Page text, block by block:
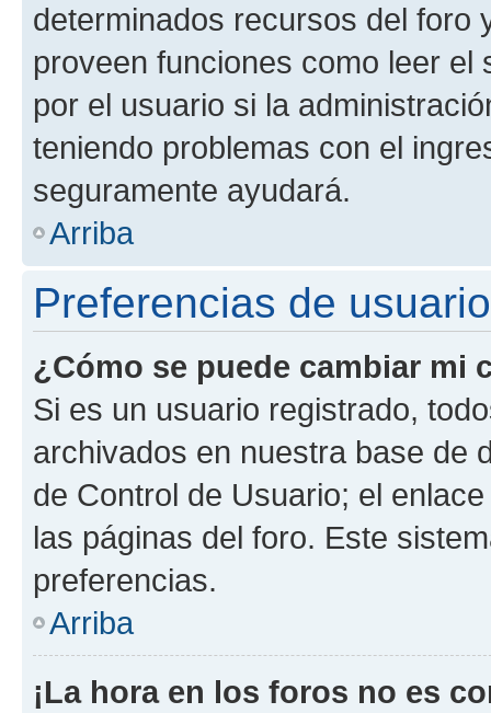
determinados recursos del foro
proveen funciones como leer el
por el usuario si la
teniendo problemas con el
seguramente ayudará.
Arriba
Preferencias de
¿Cómo se puede cambiar mi
Si es un usuario registrado,
archivados en nuestra base de
de Control de Usuario; el
las páginas del foro. Este
preferencias.
Arriba
¡La hora en los foros no es